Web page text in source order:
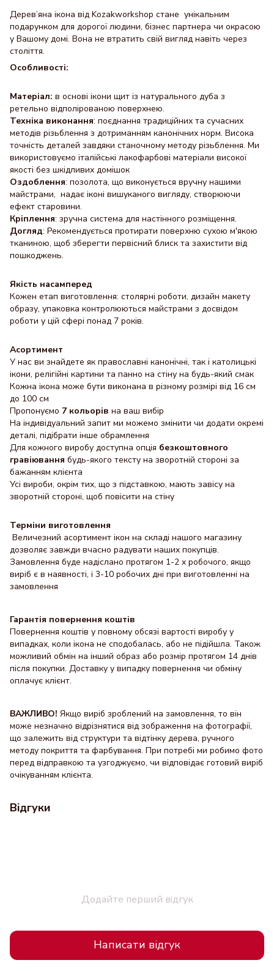
Дерев’яна ікона від Kozakworkshop стане унікальним
подарунком для дорогої людини, бізнес партнера чи окрасою
у Вашому домі. Вона не втратить свій вигляд навіть через
століття.
Особливості:
Матеріал: в основі ікони щит із натурального дуба з
ретельно відполірованою поверхнею.
Техніка виконання: поєднання традиційних та сучасних
методів різьблення з дотриманням канонічних норм. Висока
точність деталей завдяки станочному методу різьблення. Ми
використовуємо італійські лакофарбові матеріали високої
якості без шкідливих домішок
Оздоблення: позолота, що виконується вручну нашими
майстрами, надає іконі вишуканого вигляду, створюючи
ефект старовини.
Кріплення: зручна система для настінного розміщення.
Догляд: Рекомендується протирати поверхню сухою м'якою
тканиною, щоб зберегти первісний блиск та захистити від
пошкоджень.
Якість насамперед
Кожен етап виготовлення: столярні роботи, дизайн макету
образу, упаковка контролюються майстрами з досвідом
роботи у цій сфері понад 7 років.
Асортимент
У нас ви знайдете як православні канонічні, так і католицькі
ікони, релігійні картини та панно на стіну на будь-який смак
Кожна ікона може бути виконана в різному розмірі від 16 см
до 100 см
Пропонуємо 7 кольорів на ваш вибір
На індивідуальний запит ми можемо змінити чи додати окремі
деталі, підібрати інше обрамлення
Для кожного виробу доступна опція безкоштовного
гравіювання будь-якого тексту на зворотній стороні за
бажанням клієнта
Усі вироби, окрім тих, що з підставкою, мають завісу на
зворотній стороні, щоб повісити на стіну
Терміни виготовлення
Величезний асортимент ікон на складі нашого магазину
дозволяє завжди вчасно радувати наших покупців.
Замовлення буде надіслано протягом 1-2 х робочого, якщо
виріб є в наявності, і 3-10 робочих дні при виготовленні на
замовлення
Гарантія повернення коштів
Повернення коштів у повному обсязі вартості виробу у
випадках, коли ікона не сподобалась, або не підійшла. Також
можливий обмін на інший образ або розмір протягом 14 днів
після покупки. Доставку y випадку повернення чи обміну
оплачує клієнт.
ВАЖЛИВО! Якщо виріб зроблений на замовлення, то він
може незначно відрізнятися від зображення на фотографії,
що залежить від структури та відтінку дерева, ручного
методу покриття та фарбування. При потребі ми робимо фото
перед відправкою та узгоджуємо, чи відповідає готовий виріб
очікуванням клієнта.
Відгуки
Додайте перший відгук
Написати відгук